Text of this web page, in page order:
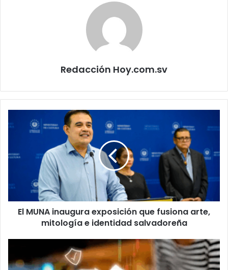
Redacción Hoy.com.sv
MUNA
que
mitología
e
identidad
salvadoreña
El MUNA inaugura exposición que fusiona arte,
mitología e identidad salvadoreña
cinco